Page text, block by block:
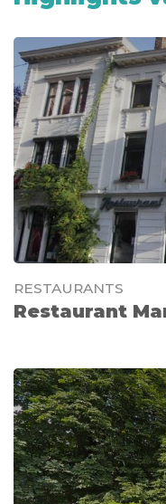
Ben jij er klaar voor
RESTAURANTS
Restaurant